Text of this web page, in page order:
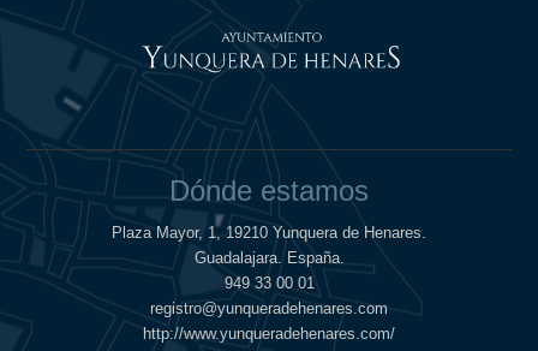
Dónde estamos
Plaza Mayor, 1, 19210 Yunquera de Henares.
Guadalajara. España.
949 33 00 01
registro@yunqueradehenares.com
http://www.yunqueradehenares.com/